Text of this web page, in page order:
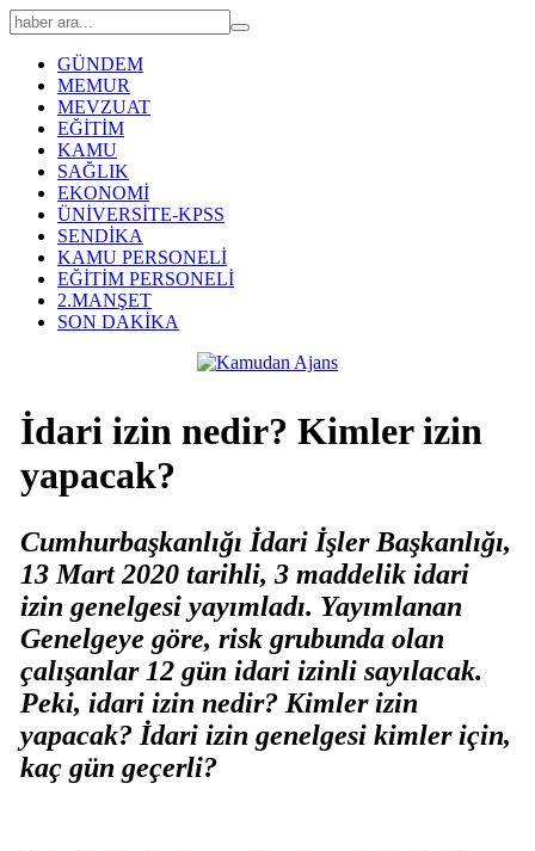
GÜNDEM
MEMUR
MEVZUAT
EĞİTİM
KAMU
SAĞLIK
EKONOMİ
ÜNİVERSİTE-KPSS
SENDİKA
KAMU PERSONELİ
EĞİTİM PERSONELİ
2.MANŞET
SON DAKİKA
İdari izin nedir? Kimler izin
yapacak?
Cumhurbaşkanlığı İdari İşler Başkanlığı,
13 Mart 2020 tarihli, 3 maddelik idari
izin genelgesi yayımladı. Yayımlanan
Genelgeye göre, risk grubunda olan
çalışanlar 12 gün idari izinli sayılacak.
Peki, idari izin nedir? Kimler izin
yapacak? İdari izin genelgesi kimler için,
kaç gün geçerli?